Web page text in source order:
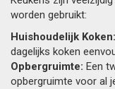
worden gebruikt:
Huishoudelijk Koken:
dagelijks koken
Opbergruimte: Een
opbergruimte voor al